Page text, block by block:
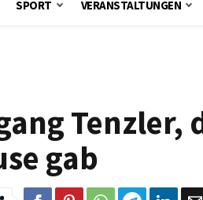
SPORT VERANSTALTUNGEN
Tenzler,
gab